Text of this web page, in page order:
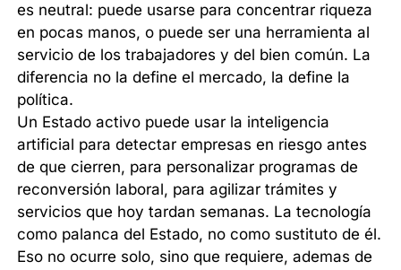
es neutral: puede usarse para concentrar riqueza
en pocas manos, o puede ser una herramienta al
servicio de los trabajadores y del bien común. La
diferencia no la define el mercado, la define la
política.
Un Estado activo puede usar la inteligencia
artificial para detectar empresas en riesgo antes
de que cierren, para personalizar programas de
reconversión laboral, para agilizar trámites y
servicios que hoy tardan semanas. La tecnología
como palanca del Estado, no como sustituto de él.
Eso no ocurre solo, sino que requiere, ademas de